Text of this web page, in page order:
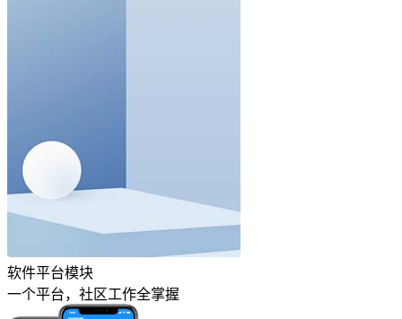
软件平台模块
一个平台，社区工作全掌握